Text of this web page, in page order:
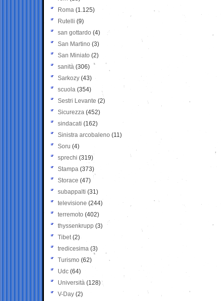
Roma (1.125)
Rutelli (9)
san gottardo (4)
San Martino (3)
San Miniato (2)
sanità (306)
Sarkozy (43)
scuola (354)
Sestri Levante (2)
Sicurezza (452)
sindacati (162)
Sinistra arcobaleno (11)
Soru (4)
sprechi (319)
Stampa (373)
Storace (47)
subappalti (31)
televisione(244)
terremoto (402)
thyssenkrupp (3)
Tibet(2)
tredicesima (3)
Turismo (62)
Udc (64)
Università (128)
V-Day (2)